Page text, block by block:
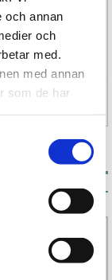
och annan
och
med.
med annan
som de har
för